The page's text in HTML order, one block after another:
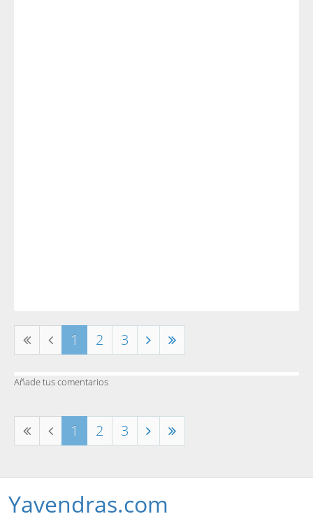
1 2 3
Añade tus comentarios
1 2 3
Yavendras.com